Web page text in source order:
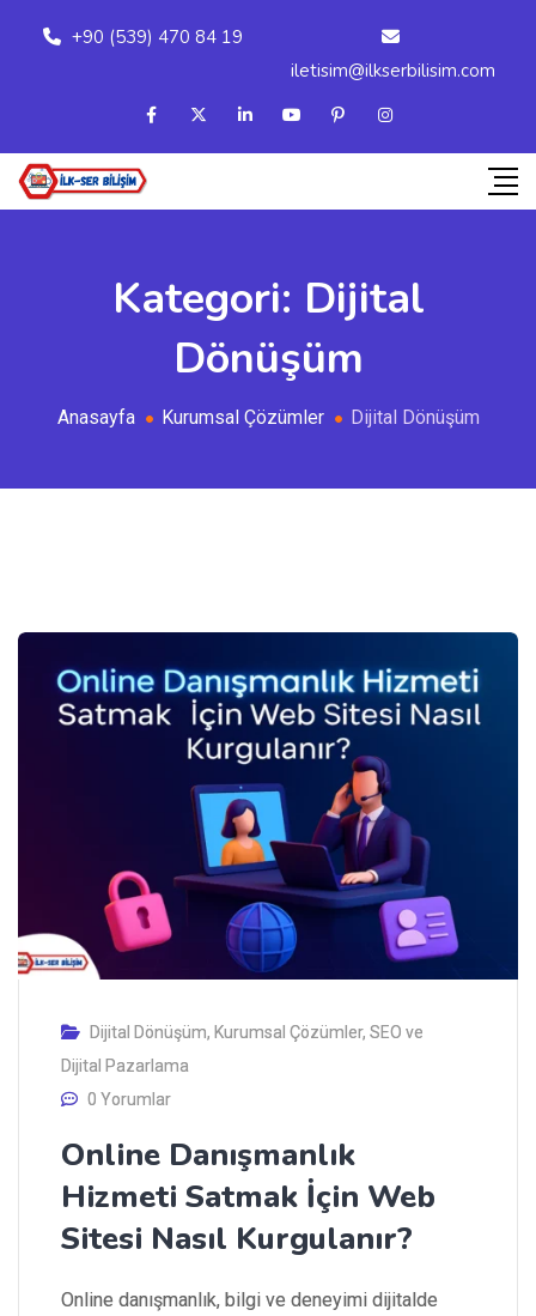
+90 (539) 470 84 19
iletisim@ilkserbilisim.com
Kategori: Dijital
Dönüşüm
Anasayfa Kurumsal Çözümler Dijital Dönüşüm
Dijital Dönüşüm, Kurumsal Çözümler, SEO ve
Dijital Pazarlama
0 Yorumlar
Online Danışmanlık
Hizmeti Satmak İçin Web
Sitesi Nasıl Kurgulanır?
Online danışmanlık, bilgi ve deneyimi dijitalde